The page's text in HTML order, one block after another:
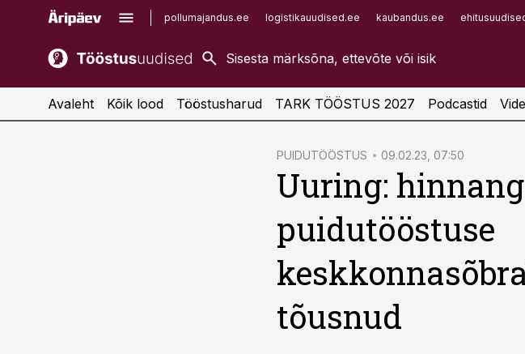
pollumajandus.ee logistikauudised.ee kaubandus.ee
kaubandus.ee
kinnisvarauudised.ee
imelineajalugu.ee
Infopank
Avaleht Kõik lood Tööstusharud TARK TÖÖSTUS 2027 Podcastid
PUIDUTÖÖSTUS 09.02.23, 07:50
Uuring:
puidutööstuse
tõusnud